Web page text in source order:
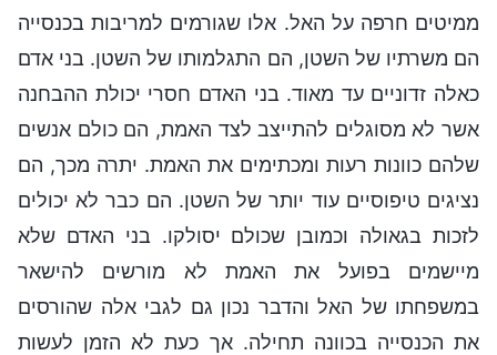
ממיטים חרפה על האל. אלו שגורמים למריבות בכנסייה
הם משרתיו של השטן, הם התגלמותו של השטן. בני אדם
כאלה זדוניים עד מאוד. בני האדם חסרי יכולת ההבחנה
אשר לא מסוגלים להתייצב לצד האמת, הם כולם אנשים
שלהם כוונות רעות ומכתימים את האמת. יתרה מכך, הם
נציגים טיפוסיים עוד יותר של השטן. הם כבר לא יכולים
לזכות בגאולה וכמובן שכולם יסולקו. בני האדם שלא
מיישמים בפועל את האמת לא מורשים להישאר
במשפחתו של האל והדבר נכון גם לגבי אלה שהורסים
את הכנסייה בכוונה תחילה. אך כעת לא הזמן לעשות